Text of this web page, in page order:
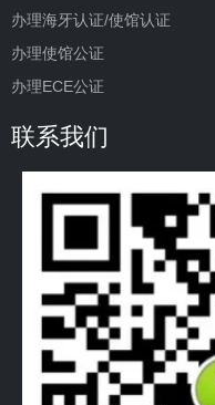
办理海牙认证/使馆认证
办理使馆公证
办理ECE公证
联系我们